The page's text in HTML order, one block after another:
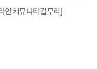
인 커뮤니티 갈무리]